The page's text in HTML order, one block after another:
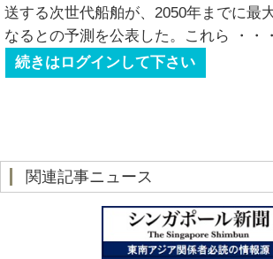
送する次世代船舶が、2050年までに最
なるとの予測を公表した。これら
・・・
続きはログインして下さい
関連記事ニュース